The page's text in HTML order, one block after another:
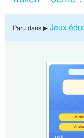
Paru dans ▶ Jeux